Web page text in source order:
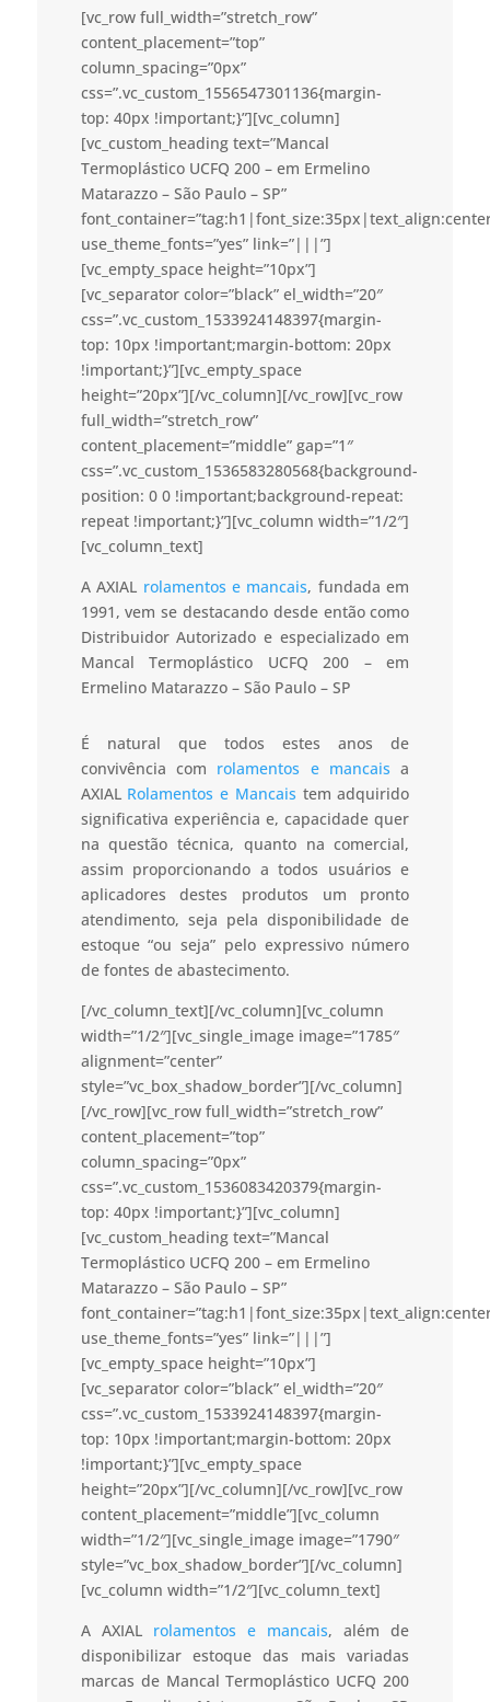
[vc_row full_width=”stretch_row”
content_placement=”top”
column_spacing=”0px”
css=”.vc_custom_1556547301136{margin-
top: 40px !important;}”][vc_column]
[vc_custom_heading text=”Mancal
Termoplástico UCFQ 200 – em Ermelino
Matarazzo – São Paulo – SP”
use_theme_fonts=”yes” link=”|||”]
[vc_empty_space height=”10px”]
[vc_separator color=”black” el_width=”20″
css=”.vc_custom_1533924148397{margin-
top: 10px !important;margin-bottom: 20px
!important;}”][vc_empty_space
height=”20px”][/vc_column][/vc_row][vc_row
full_width=”stretch_row”
content_placement=”middle” gap=”1″
css=”.vc_custom_1536583280568{background-
position: 0 0 !important;background-repeat:
repeat !important;}”][vc_column width=”1/2″]
[vc_column_text]
A AXIAL rolamentos e mancais, fundada em
1991, vem se destacando desde então como
Distribuidor Autorizado e especializado em
Mancal Termoplástico UCFQ 200 – em
Ermelino Matarazzo – São Paulo – SP
É natural que todos estes anos de
convivência com rolamentos e mancais a
AXIAL Rolamentos e Mancais tem adquirido
significativa experiência e, capacidade quer
na questão técnica, quanto na comercial,
assim proporcionando a todos usuários e
aplicadores destes produtos um pronto
atendimento, seja pela disponibilidade de
estoque “ou seja” pelo expressivo número
de fontes de abastecimento.
[/vc_column_text][/vc_column][vc_column
width=”1/2″][vc_single_image image=”1785″
alignment=”center”
style=”vc_box_shadow_border”][/vc_column]
[/vc_row][vc_row full_width=”stretch_row”
content_placement=”top”
column_spacing=”0px”
css=”.vc_custom_1536083420379{margin-
top: 40px !important;}”][vc_column]
[vc_custom_heading text=”Mancal
Termoplástico UCFQ 200 – em Ermelino
Matarazzo – São Paulo – SP”
use_theme_fonts=”yes” link=”|||”]
[vc_empty_space height=”10px”]
[vc_separator color=”black” el_width=”20″
css=”.vc_custom_1533924148397{margin-
top: 10px !important;margin-bottom: 20px
!important;}”][vc_empty_space
height=”20px”][/vc_column][/vc_row][vc_row
content_placement=”middle”][vc_column
width=”1/2″][vc_single_image image=”1790″
style=”vc_box_shadow_border”][/vc_column]
[vc_column width=”1/2″][vc_column_text]
A AXIAL rolamentos e mancais, além de
disponibilizar estoque das mais variadas
marcas de Mancal Termoplástico UCFQ 200